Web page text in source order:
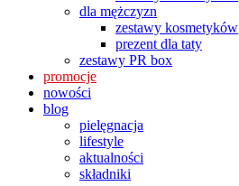
dla mężczyzn
zestawy kosmetyków
prezent dla taty
zestawy PR box
promocje
nowości
blog
pielęgnacja
lifestyle
aktualności
składniki